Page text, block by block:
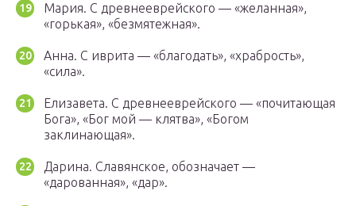
Мария. С древнееврейского — «желанная»,
«горькая», «безмятежная».
Анна. С иврита — «благодать», «храбрость»,
«сила».
Елизавета. С древнееврейского — «почитающая
Бога», «Бог мой — клятва», «Богом
заклинающая».
Дарина. Славянское, обозначает —
«дарованная», «дар».